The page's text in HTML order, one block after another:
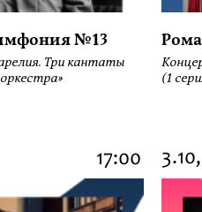
№13
Три кантаты
(1
17:00 3.10,